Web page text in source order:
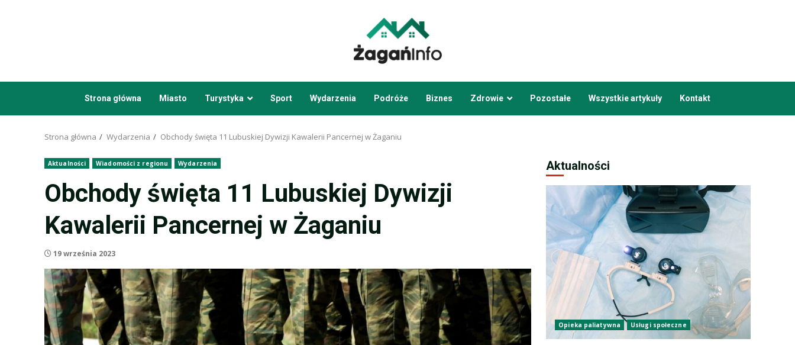
Strona główna Miasto Turystyka Sport Wydarzenia Podróże Biznes Zdrowie Pozostałe Wszystkie artykuły Kontakt
Strona główna Wydarzenia Obchody święta 11 Lubuskiej Dywizji Kawalerii Pancernej w Żaganiu
Aktualności Wiadomości z regionu Wydarzenia
Obchody święta 11 Lubuskiej Dywizji
Kawalerii Pancernej w Żaganiu
19 września 2023
Aktualności
Opieka paliatywna Usługi społeczne